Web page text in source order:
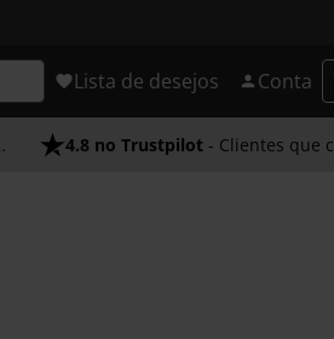
Lista de desejos Conta
4.8 no Trustpilot - Clientes que confiam em nós